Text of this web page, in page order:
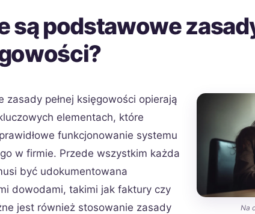
są podstawowe
Na
zasady pełnej księgowości opierają
elementach, które
funkcjonowanie systemu
w firmie. Przede wszystkim każda
być udokumentowana
dowodami, takimi jak faktury czy
jest również stosowanie zasady